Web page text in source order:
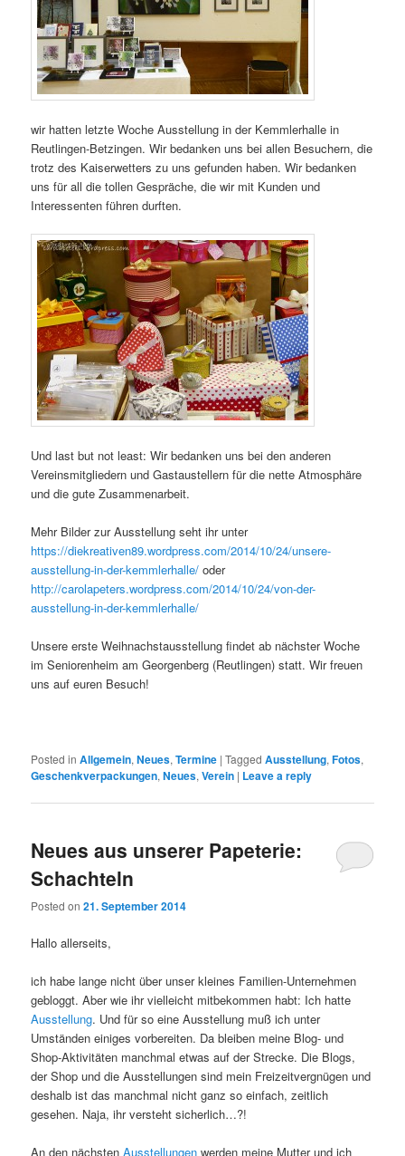
wir hatten letzte Woche Ausstellung in der Kemmlerhalle in
Reutlingen-Betzingen. Wir bedanken uns bei allen Besuchern, die
trotz des Kaiserwetters zu uns gefunden haben. Wir bedanken
uns für all die tollen Gespräche, die wir mit Kunden und
Interessenten führen durften.
Und last but not least: Wir bedanken uns bei den anderen
Vereinsmitgliedern und Gastaustellern für die nette Atmosphäre
und die gute Zusammenarbeit.
Mehr Bilder zur Ausstellung seht ihr unter
https://diekreativen89.wordpress.com/2014/10/24/unsere-
ausstellung-in-der-kemmlerhalle/ oder
http://carolapeters.wordpress.com/2014/10/24/von-der-
ausstellung-in-der-kemmlerhalle/
Unsere erste Weihnachstausstellung findet ab nächster Woche
im Seniorenheim am Georgenberg (Reutlingen) statt. Wir freuen
uns auf euren Besuch!
Posted in Allgemein,Neues,Termine |Tagged Ausstellung,Fotos,
Geschenkverpackungen,Neues,Verein | Leave a reply
Neues aus unserer Papeterie:
Schachteln
Posted on21. September 2014
Hallo allerseits,
ich habe lange nicht über unser kleines Familien-Unternehmen
gebloggt. Aber wie ihr vielleicht mitbekommen habt: Ich hatte
Ausstellung. Und für so eine Ausstellung muß ich unter
Umständen einiges vorbereiten. Da bleiben meine Blog- und
Shop-Aktivitäten manchmal etwas auf der Strecke. Die Blogs,
der Shop und die Ausstellungen sind mein Freizeitvergnügen und
deshalb ist das manchmal nicht ganz so einfach, zeitlich
gesehen. Naja, ihr versteht sicherlich…?!
An den nächstenAusstellungenwerden meine Mutter und ich